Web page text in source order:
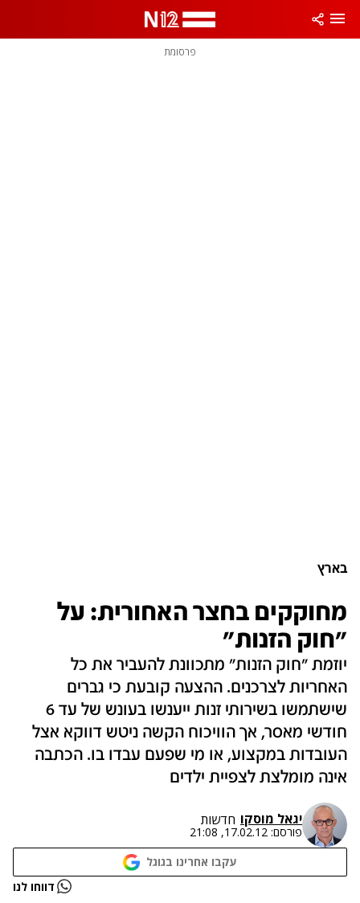
פרסומת
בארץ
מחוקקים בחצר האחורית: על
"חוק הזנות"
יוזמת "חוק הזנות" מתכוונת להעביר את כל
האחריות לצרכנים. ההצעה קובעת כי גברים
שישתמשו בשירותי זנות ייענשו בעונש של עד 6
חודשי מאסר, אך הוויכוח הקשה ניטש דווקא אצל
העובדות במקצוע, או מי שפעם עבדו בו. הכתבה
אינה מומלצת לצפיית ילדים
יגאל מוסקו חדשות
פורסם: 17.02.12, 21:08
עקבו אחרינו בגוגל
נתקלנו בבעיה דווחו לנו